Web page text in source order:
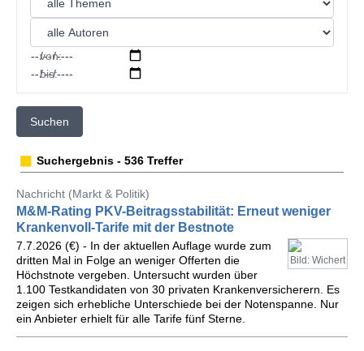
von:
bis:
Suchen
Suchergebnis - 536 Treffer
Nachricht (Markt & Politik)
M&M-Rating PKV-Beitragsstabilität: Erneut weniger
Krankenvoll-Tarife mit der Bestnote
Bild: Wichert
7.7.2026 (€) - In der aktuellen Auflage wurde zum
dritten Mal in Folge an weniger Offerten die
Höchstnote vergeben. Untersucht wurden über
1.100 Testkandidaten von 30 privaten Krankenversicherern. Es
zeigen sich erhebliche Unterschiede bei der Notenspanne. Nur
ein Anbieter erhielt für alle Tarife fünf Sterne.